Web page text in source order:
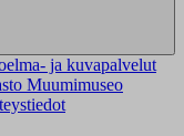
ja kuvapalvelut
Muumimuseo